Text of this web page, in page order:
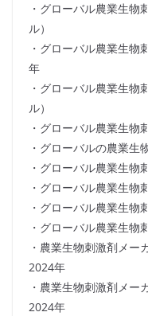
・グローバル農業生物
ル）
・グローバル農業生
年
・グローバル農業生物
ル）
・グローバル農業生
・グローバルの農業生
・グローバル農業生物
・グローバル農業生物
・グローバル農業生物
・グローバル農業生
・農業生物刺激剤メー
2024年
・農業生物刺激剤メー
2024年